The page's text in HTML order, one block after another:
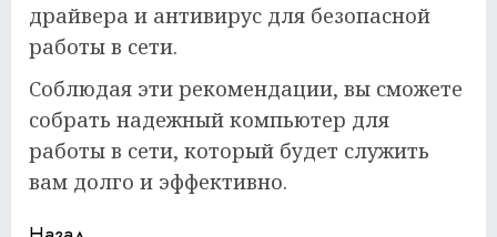
драйвера и антивирус для безопасной
работы в сети.
Соблюдая эти рекомендации, вы сможете
собрать надежный компьютер для
работы в сети, который будет служить
вам долго и эффективно.